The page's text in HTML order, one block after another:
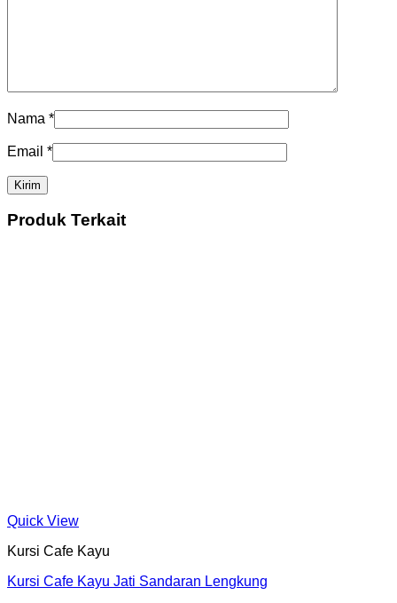
Nama *
Email *
Produk Terkait
Quick View
Kursi Cafe Kayu
Kursi Cafe Kayu Jati Sandaran Lengkung